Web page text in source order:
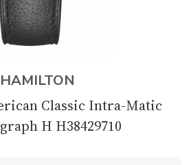
HAMILTON
Classic Intra-Matic
H H38429710